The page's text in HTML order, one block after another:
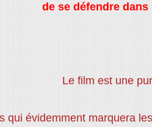
de se défendre dans
Le film est une
qui évidemment marquera